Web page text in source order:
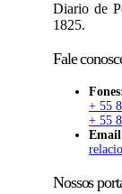
Diario de
1825.
Fale
+ 55
+ 55
Nossos